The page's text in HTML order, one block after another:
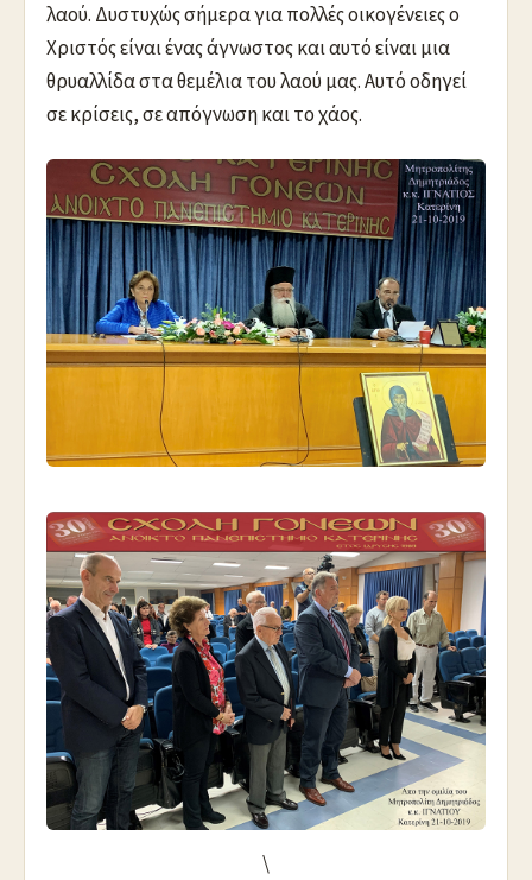
λαού. Δυστυχώς σήμερα για πολλές οικογένειες ο
Χριστός είναι ένας άγνωστος και αυτό είναι μια
θρυαλλίδα στα θεμέλια του λαού μας. Αυτό οδηγεί
σε κρίσεις, σε απόγνωση και το χάος.
\